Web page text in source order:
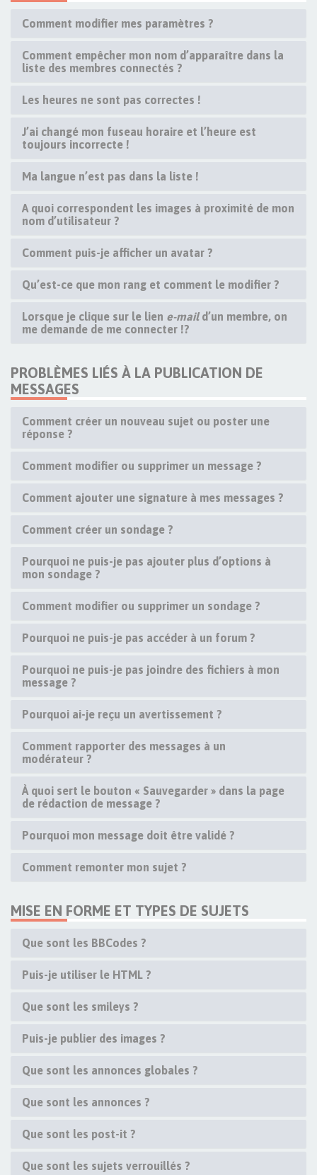
Comment modifier mes paramètres ?
Comment empêcher mon nom d’apparaître dans la
liste des membres connectés ?
Les heures ne sont pas correctes !
J’ai changé mon fuseau horaire et l’heure est
toujours incorrecte !
Ma langue n’est pas dans la liste !
A quoi correspondent les images à proximité de mon
nom d’utilisateur ?
Comment puis-je afficher un avatar ?
Qu’est-ce que mon rang et comment le modifier ?
Lorsque je clique sur le lien e-maild’un membre, on
me demande de me connecter !?
PROBLÈMES LIÉS À LA PUBLICATION DE
MESSAGES
Comment créer un nouveau sujet ou poster une
réponse ?
Comment modifier ou supprimer un message ?
Comment ajouter une signature à mes messages ?
Comment créer un sondage ?
Pourquoi ne puis-je pas ajouter plus d’options à
mon sondage ?
Comment modifier ou supprimer un sondage ?
Pourquoi ne puis-je pas accéder à un forum ?
Pourquoi ne puis-je pas joindre des fichiers à mon
message ?
Pourquoi ai-je reçu un avertissement ?
Comment rapporter des messages à un
modérateur ?
À quoi sert le bouton « Sauvegarder » dans la page
de rédaction de message ?
Pourquoi mon message doit être validé ?
Comment remonter mon sujet ?
MISE EN FORME ET TYPES DE SUJETS
Que sont les BBCodes ?
Puis-je utiliser le HTML ?
Que sont les smileys ?
Puis-je publier des images ?
Que sont les annonces globales ?
Que sont les annonces ?
Que sont les post-it ?
Que sont les sujets verrouillés ?